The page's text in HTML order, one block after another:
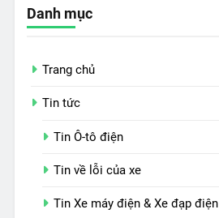
Danh mục
Trang chủ
Tin tức
Tin Ô-tô điện
Tin về lỗi của xe
Tin Xe máy điện & Xe đạp điện